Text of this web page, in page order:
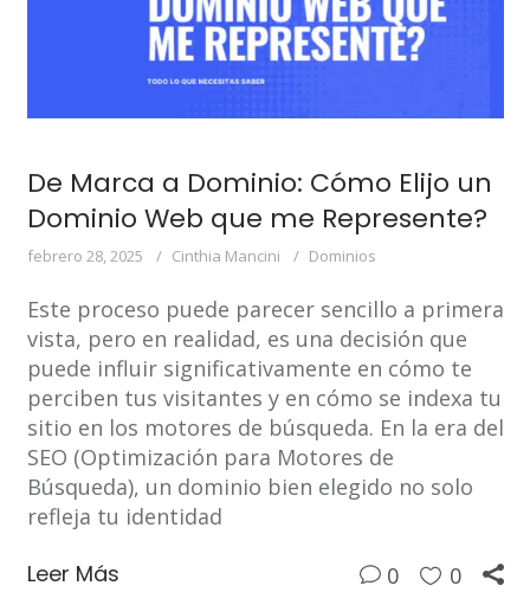
De Marca a Dominio: Cómo Elijo un
Dominio Web que me Represente?
febrero 28, 2025 Cinthia Mancini Dominios
Este proceso puede parecer sencillo a primera
vista, pero en realidad, es una decisión que
puede influir significativamente en cómo te
perciben tus visitantes y en cómo se indexa tu
sitio en los motores de búsqueda. En la era del
SEO (Optimización para Motores de
Búsqueda), un dominio bien elegido no solo
refleja tu identidad
Leer Más 0 0